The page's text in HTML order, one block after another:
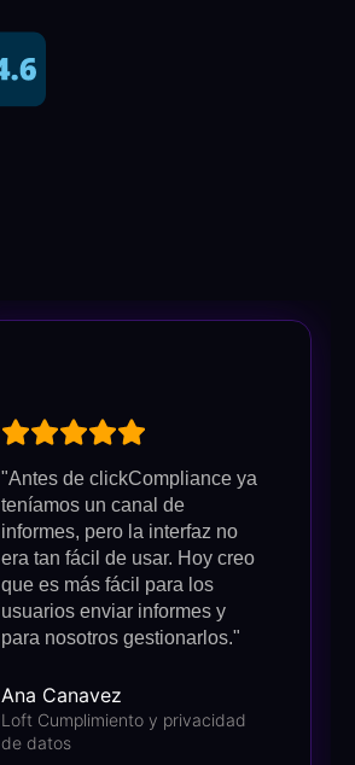
"Antes de clickCompliance ya
teníamos un canal de
informes, pero la interfaz no
era tan fácil de usar. Hoy creo
que es más fácil para los
usuarios enviar informes y
para nosotros gestionarlos."
Ana Canavez
Loft Cumplimiento y privacidad
de datos